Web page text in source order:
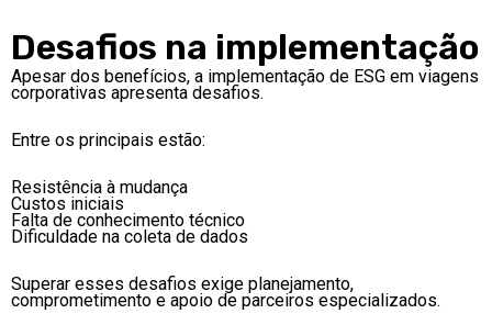
Desafios na implementação
Apesar dos benefícios, a implementação de ESG em viagens
corporativas apresenta desafios.
Entre os principais estão:
Resistência à mudança
Custos iniciais
Falta de conhecimento técnico
Dificuldade na coleta de dados
Superar esses desafios exige planejamento,
comprometimento e apoio de parceiros especializados.